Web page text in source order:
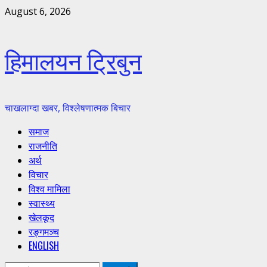
Skip
August 6, 2026
हिमालयन ट्रिबुन
चाखलाग्दा खबर, विश्लेषणात्मक बिचार
Primary
Menu
समाज
राजनीति
अर्थ
विचार
विश्व मामिला
स्वास्थ्य
खेलकूद
रङ्गमञ्च
ENGLISH